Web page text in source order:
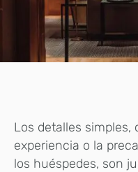
Los detalles simples,
experiencia o la
los huéspedes, son